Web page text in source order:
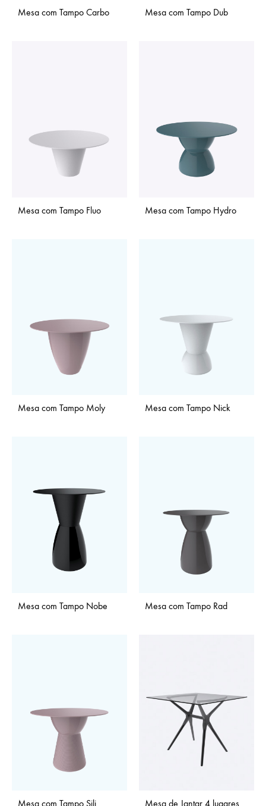
Mesa com Tampo Carbo Mesa com Tampo Dub
Mesa com Tampo Fluo Mesa com Tampo Hydro
Mesa com Tampo Moly Mesa com Tampo Nick
Mesa com Tampo Nobe Mesa com Tampo Rad
Mesa com Tampo Sili Mesa de Jantar 4 lugares